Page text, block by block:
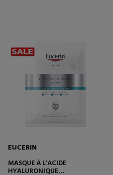
EUCERIN
MASQUE À L'ACIDE
HYALURONIQUE